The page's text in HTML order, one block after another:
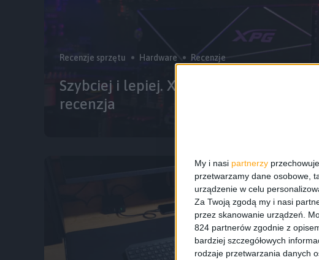
My i nasi partnerzy
przetwarzamy dane osobowe,
urządzenie w celu
Za Twoją zgodą my i nasi
przez skanowanie urządzeń.
824 partnerów zgodnie z
bardziej szczegółowych
rodzaje przetwarzania danych
Recenzje sprzętu Hardware Recenzje
Szybciej i lepiej. XPG GAMMIX S70 Blade
recenzja